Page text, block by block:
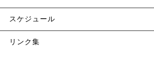
スケジュール
リンク集